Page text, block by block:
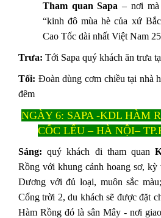
Tham quan Sapa – nơi
“kinh đô mùa hè của xứ
Cao Tốc dài nhất Việt Nam
Trưa: Tới Sapa quý khách ăn trưa
Tối: Đoàn dùng cơm chiều tại nhà
đêm
NGÀY 6: SAPA -KDL HÀM
CỐC LẾU – HÀ NỘI–
Sáng: quý khách đi tham quan
Rồng với khung cảnh hoang sơ,
Dương với đủ loại, muôn sắc
Cổng trời 2, du khách sẽ được đặt
Hàm Rồng đó là sân Mây - nơi